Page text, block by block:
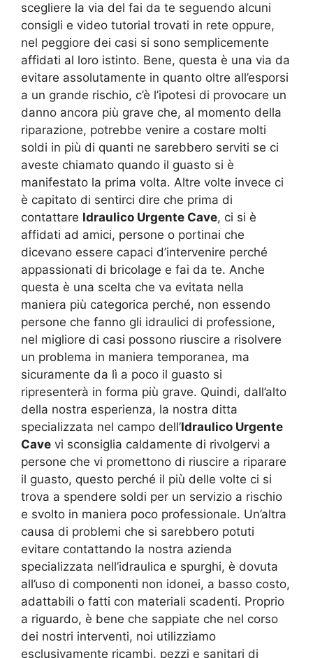
scegliere la via del fai da te seguendo alcuni
consigli e video tutorial trovati in rete oppure,
nel peggiore dei casi si sono semplicemente
affidati al loro istinto. Bene, questa è una via da
evitare assolutamente in quanto oltre all’esporsi
a un grande rischio, c’è l’ipotesi di provocare un
danno ancora più grave che, al momento della
riparazione, potrebbe venire a costare molti
soldi in più di quanti ne sarebbero serviti se ci
aveste chiamato quando il guasto si è
manifestato la prima volta. Altre volte invece ci
è capitato di sentirci dire che prima di
contattare Idraulico Urgente Cave, ci si è
affidati ad amici, persone o portinai che
dicevano essere capaci d’intervenire perché
appassionati di bricolage e fai da te. Anche
questa è una scelta che va evitata nella
maniera più categorica perché, non essendo
persone che fanno gli idraulici di professione,
nel migliore di casi possono riuscire a risolvere
un problema in maniera temporanea, ma
sicuramente da lì a poco il guasto si
ripresenterà in forma più grave. Quindi, dall’alto
della nostra esperienza, la nostra ditta
specializzata nel campo dell’Idraulico Urgente
Cave vi sconsiglia caldamente di rivolgervi a
persone che vi promettono di riuscire a riparare
il guasto, questo perché il più delle volte ci si
trova a spendere soldi per un servizio a rischio
e svolto in maniera poco professionale. Un’altra
causa di problemi che si sarebbero potuti
evitare contattando la nostra azienda
specializzata nell’idraulica e spurghi, è dovuta
all’uso di componenti non idonei, a basso costo,
adattabili o fatti con materiali scadenti. Proprio
a riguardo, è bene che sappiate che nel corso
dei nostri interventi, noi utilizziamo
esclusivamente ricambi, pezzi e sanitari di